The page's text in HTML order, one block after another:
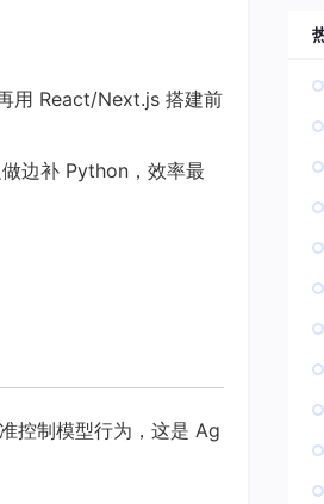
用 React/Next.js 搭建前
边补 Python，效率最
控制模型行为，这是 Ag